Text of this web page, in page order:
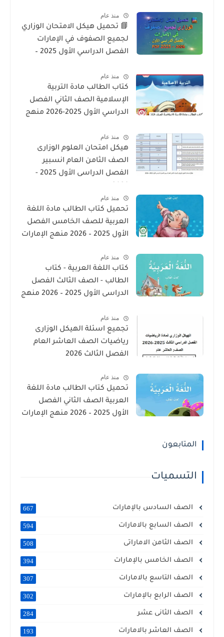
منذ عام
📘 تحميل هيكل الامتحان الوزاري
لجميع الصفوف في الإمارات
الفصل الدراسي الأول 2025 –
منذ عام
كتاب الطالب مادة التربية
الإسلامية الصف الثاني الفصل
الدراسي الأول 2025-2026 منهج
منذ عام
هيكل امتحان العلوم الوزارى
الصف الثامن العام انسبير
الفصل الدراسى الأول 2025 -
منذ عام
تحميل كتاب الطالب مادة اللغة
العربية للصف الخامس الفصل
الأول 2025 – 2026 منهج الإمارات
منذ عام
كتاب اللغة العربية - كتاب
الطالب - الصف الثالث الفصل
الدراسى الأول 2025 – 2026 منهج
منذ عام
تجميع اسئلة الهيكل الوزارى
رياضيات الصف العاشر العام
الفصل الثالث 2026
منذ عام
تحميل كتاب الطالب مادة اللغة
العربية الصف الثاني الفصل
الأول 2025 – 2026 منهج الإمارات
المتابعون
التسميات
الصف السادس بالإمارات 667
الصف السابع بالامارات 594
الصف الثامن الاماراتى 508
الصف الخامس بالإمارات 394
الصف التاسع بالامارات 307
الصف الرابع بالإمارات 302
الصف الثانى عشر 284
الصف العاشر بالامارات 193